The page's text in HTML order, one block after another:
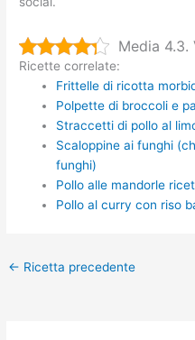
Media
Ricette correlate:
Frittelle di ricotta
Polpette di broccoli e
Straccetti di pollo al
Scaloppine ai funghi
funghi)
Pollo alle mandorle
Pollo al curry con riso
← Ricetta precedente